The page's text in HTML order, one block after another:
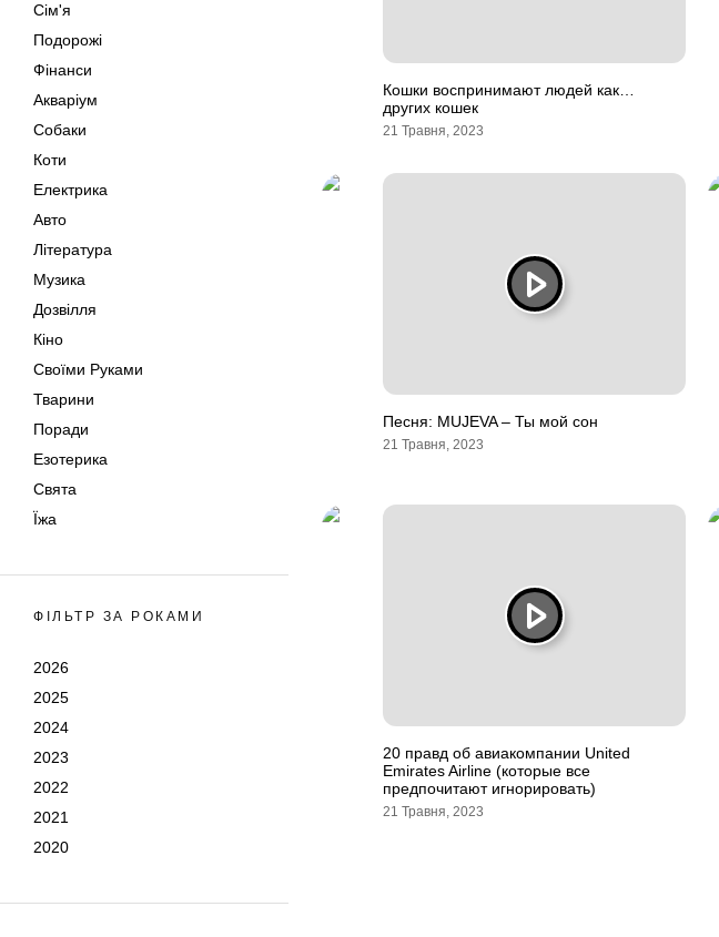
Сім'я
Подорожі
Фінанси
Акваріум
Собаки
Коти
Електрика
Авто
Література
Музика
Дозвілля
Кіно
Своїми Руками
Тварини
Поради
Езотерика
Свята
Їжа
ФІЛЬТР ЗА РОКАМИ
2026
2025
2024
2023
2022
2021
2020
Кошки воспринимают людей как…
других кошек
21 Травня, 2023
Песня: MUJEVA – Ты мой сон
21 Травня, 2023
20 правд об авиакомпании United
Emirates Airline (которые все
предпочитают игнорировать)
21 Травня, 2023